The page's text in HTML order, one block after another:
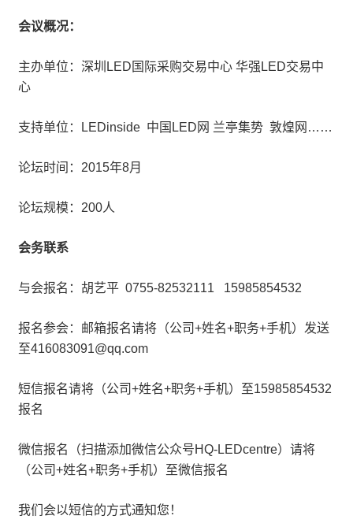
会议概况：
主办单位：深圳LED国际采购交易中心 华强LED交易中
心
支持单位：LEDinside 中国LED网 兰亭集势 敦煌网……
论坛时间：2015年8月
论坛规模：200人
会务联系
与会报名：胡艺平 0755-82532111 15985854532
报名参会：邮箱报名请将（公司+姓名+职务+手机）发送
至416083091@qq.com
短信报名请将（公司+姓名+职务+手机）至15985854532
报名
微信报名（扫描添加微信公众号HQ-LEDcentre）请将
（公司+姓名+职务+手机）至微信报名
我们会以短信的方式通知您！